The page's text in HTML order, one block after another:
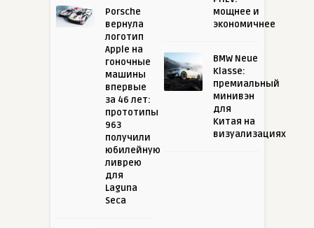
Porsche
вернула
логотип
Apple на
гоночные
машины
впервые
за 46 лет:
прототипы
963
получили
юбилейную
ливрею
для
Laguna
Seca
мощнее и
экономичнее
BMW Neue
Klasse:
премиальный
минивэн
для
Китая на
визуализациях